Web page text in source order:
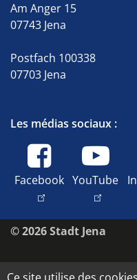
Am Anger 15
07743 Jena
Postfach 100338
07703 Jena
Les médias sociaux :
Facebook YouTube
© 2026 Stadt Jena